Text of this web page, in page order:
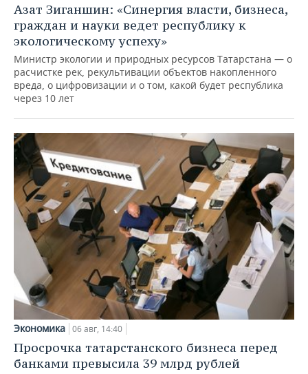
Азат Зиганшин: «Синергия власти, бизнеса,
граждан и науки ведет республику к
экологическому успеху»
Министр экологии и природных ресурсов Татарстана — о
расчистке рек, рекультивации объектов накопленного
вреда, о цифровизации и о том, какой будет республика
через 10 лет
Экономика 06 авг, 14:40
Просрочка татарстанского бизнеса перед
банками превысила 39 млрд рублей